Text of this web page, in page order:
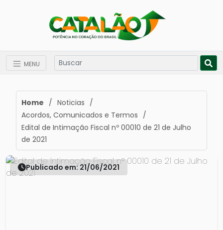
MENU
Home / Noticias /
Acordos, Comunicados e Termos /
Edital de Intimação Fiscal nº 00010 de 21 de Julho
de 2021
Publicado em: 21/06/2021